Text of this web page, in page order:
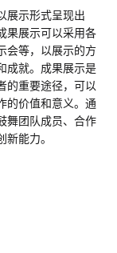
展示形式呈现出
果展示可以采用各
会等，以展示的方
成就。成果展示是
的重要途径，可以
的价值和意义。通
舞团队成员、合作
能力。